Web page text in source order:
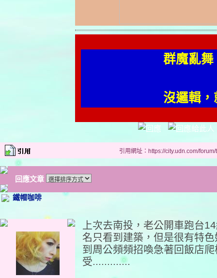
群魔亂
沒邏輯
引用網址：https://city.udn.com/
回應文章
鐵帽咖啡
上次去南投，老公開車跑台
名只看到建築，但是很有特
到周公頻頻招喚急著回飯店
受.............